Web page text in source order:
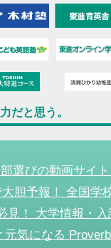
だと思う。
選びの動画サイ
胆予報！ 全国学
見！ 大学情報・入
元気になる